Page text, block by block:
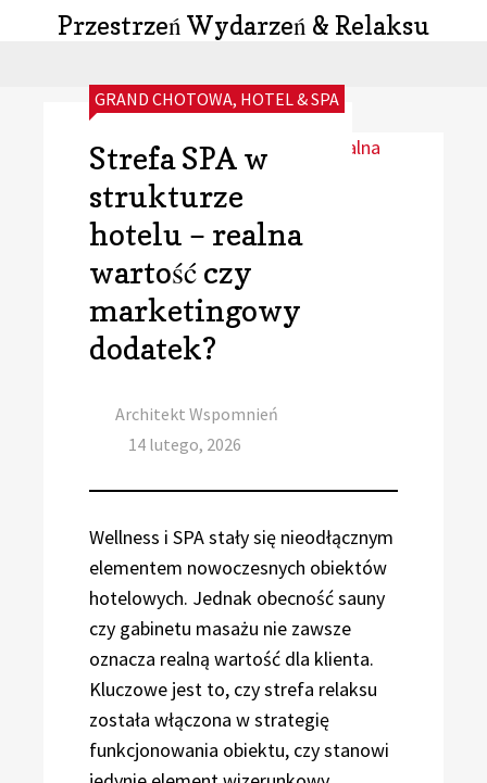
Przestrzeń Wydarzeń & Relaksu
CATEGORIES:
GRAND CHOTOWA, HOTEL & SPA
Strefa SPA w
strukturze
hotelu – realna
wartość czy
marketingowy
dodatek?
Author
Architekt Wspomnień
Posted
14 lutego, 2026
Wellness i SPA stały się nieodłącznym
elementem nowoczesnych obiektów
hotelowych. Jednak obecność sauny
czy gabinetu masażu nie zawsze
oznacza realną wartość dla klienta.
Kluczowe jest to, czy strefa relaksu
została włączona w strategię
funkcjonowania obiektu, czy stanowi